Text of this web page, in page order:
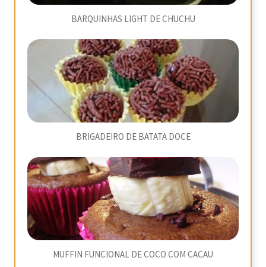
BARQUINHAS LIGHT DE CHUCHU
BRIGADEIRO DE BATATA DOCE
MUFFIN FUNCIONAL DE COCO COM CACAU